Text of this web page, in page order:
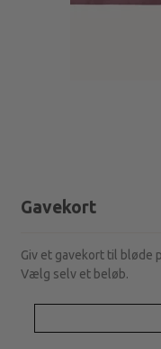
Gavekort
Giv et gavekort til bløde
Vælg selv et beløb.